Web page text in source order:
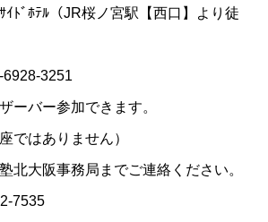
ﾄﾞﾎﾃﾙ（JR桜ノ宮駅【西口】より徒
3251
ーバー参加できます。
はありません）
北大阪事務局までご連絡ください。
7535